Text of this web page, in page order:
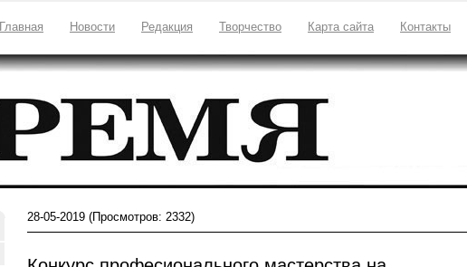
Главная Новости Редакция Творчество Карта сайта Контакты
28-05-2019 (Просмотров: 2332)